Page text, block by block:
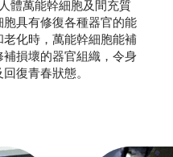
體萬能幹細胞及間充質
具有修復各種器官的能
化時，萬能幹細胞能補
損壞的器官組織，令身
復青春狀態。